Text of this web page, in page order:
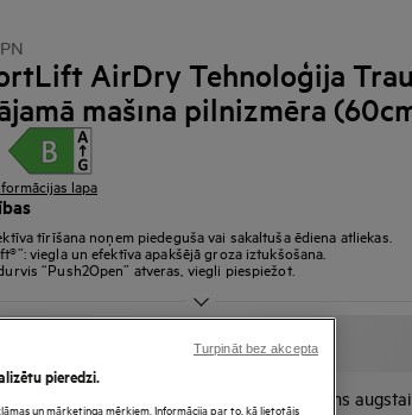
AirDry Tehnoloģija
mašīna pilnizmēra
lapa
tīrīšana noņem piedeguša vai sakaltuša ēdiena atliekas.
viegla un efektīva apakšējā groza iztukšošana.
“Push2Open” atveras, viegli piespiežot.
Dot dizaina balva – izcilības apliecinājums augstai
pieredzi.
un mārketinga mērķiem. Informācija par to, kā lietotājs
Turpināt bez akcepta